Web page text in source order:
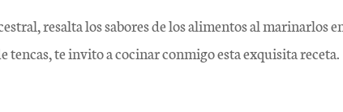
resalta los sabores de los alimentos al marinarlos
tencas, te invito a cocinar conmigo esta exquisita receta.